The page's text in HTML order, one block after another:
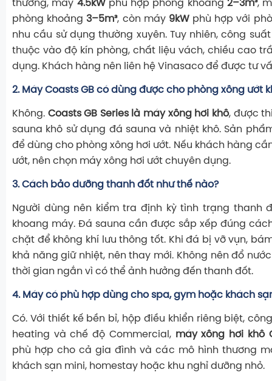
thường, máy 4.5kWphù hợp phòng khoảng 2–3m³,
phòng khoảng3–5m³, còn máy 9kWphù hợp với
nhu cầu sử dụng thường xuyên. Tuy nhiên, công
thuộc vào độ kín phòng, chất liệu vách, chiều cao
dụng. Khách hàng nên liên hệ Vinasaco để được tư
2. Máy Coasts GB có dùng được cho phòng xông ướt
Không. Coasts GB Series là máy xông hơi khô, được
sauna khô sử dụng đá sauna và nhiệt khô. Sản
để dùng cho phòng xông hơi ướt. Nếu khách hàng
ướt, nên chọn máy xông hơi ướt chuyên dụng.
3. Cách bảo dưỡng thanh đốt như thế nào?
Người dùng nên kiểm tra định kỳ tình trạng thanh
khoang máy. Đá sauna cần được sắp xếp đúng
chặt để không khí lưu thông tốt. Khi đá bị vỡ vụn,
khả năng giữ nhiệt, nên thay mới. Không nên đổ
thời gian ngắn vì có thể ảnh hưởng đến thanh đốt.
4. Máy có phù hợp dùng cho spa, gym hoặc khách
Có. Với thiết kế bền bỉ, hộp điều khiển riêng biệt,
heating và chế độ Commercial, máy xông hơi khô
phù hợp cho cả gia đình và các mô hình thương
khách sạn mini, homestay hoặc khu nghỉ dưỡng nhỏ.